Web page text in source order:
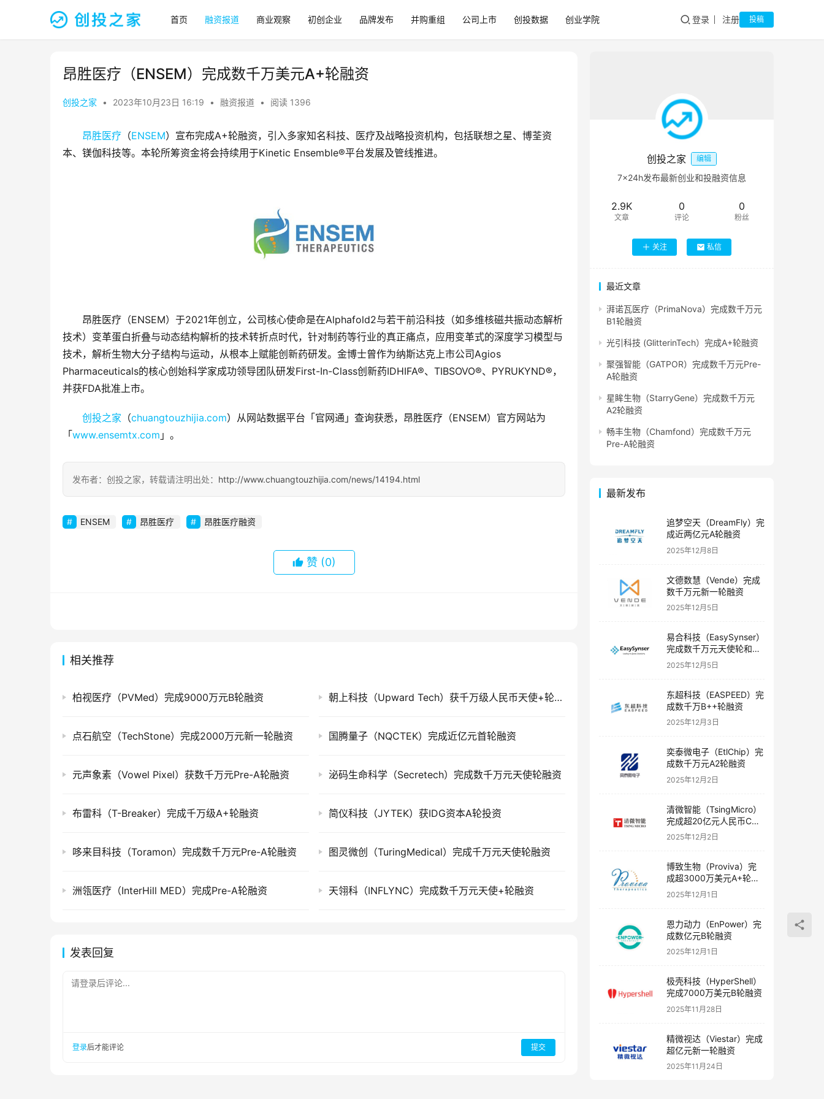
首页 融资报道 商业观察 初创企业 品牌发布 并购重组 公司上市 创投数据 创业学院 登录 注册 投稿
昂胜医疗（ENSEM）完成数千万美元A+轮融资
创投之家 • 2023年10月23日 16:19 • 融资报道 • 阅读 1396
昂胜医疗 （ENSEM）宣布完成A+轮融资，引入多家知名科技、医疗及战略投资机构，包括联想之星、博荃资
本、镁伽科技等。本轮所筹资金将会持续用于Kinetic Ensemble®平台发展及管线推进。
昂胜医疗（ENSEM）于2021年创立，公司核心使命是在Alphafold2与若干前沿科技（如多维核磁共振动态解析
技术）变革蛋白折叠与动态结构解析的技术转折点时代，针对制药等行业的真正痛点，应用变革式的深度学习模型与
技术，解析生物大分子结构与运动，从根本上赋能创新药研发。金博士曾作为纳斯达克上市公司Agios
Pharmaceuticals的核心创始科学家成功领导团队研发First-In-Class创新药IDHIFA®、TIBSOVO®、PYRUKYND®，
并获FDA批准上市。
创投之家 （chuangtouzhijia.com）从网站数据平台「官网通」查询获悉，昂胜医疗（ENSEM）官方网站为
「www.ensemtx.com 」。
发布者：创投之家，转载请注明出处： http://www.chuangtouzhijia.com/news/14194.html
ENSEM 昂胜医疗 昂胜医疗融资
赞 (0)
相关推荐
柏视医疗（PVMed）完成9000万元B轮融资 朝上科技（Upward Tech）获千万级人民币天使+轮融资
点石航空（TechStone）完成2000万元新一轮融资 国腾量子（NQCTEK）完成近亿元首轮融资
元声象素（Vowel Pixel）获数千万元Pre-A轮融资 泌码生命科学（Secretech）完成数千万元天使轮融资
布雷科（T-Breaker）完成千万级A+轮融资 简仪科技（JYTEK）获IDG资本A轮投资
哆来目科技（Toramon）完成数千万元Pre-A轮融资 图灵微创（TuringMedical）完成千万元天使轮融资
洲瓴医疗（InterHill MED）完成Pre-A轮融资 天翎科（INFLYNC）完成数千万元天使+轮融资
发表回复
请登录后评论...
登录后才能评论 提交
创投之家 编辑
7×24h发布最新创业和投融资信息
2.9K
文章
0
评论
0
粉丝
关注 私信
最近文章
湃诺瓦医疗（PrimaNova）完成数千万元
B1轮融资
光引科技 (GlitterinTech）完成A+轮融资
聚强智能（GATPOR）完成数千万元Pre-
A轮融资
星眸生物（StarryGene）完成数千万元
A2轮融资
畅丰生物（Chamfond）完成数千万元
Pre-A轮融资
最新发布
追梦空天（DreamFly）完
成近两亿元A轮融资
2025年12月8日
文德数慧（Vende）完成
数千万元新一轮融资
2025年12月5日
易合科技（EasySynser）
完成数千万元天使轮和天
使+轮融资
2025年12月5日
东超科技（EASPEED）完
成数千万B++轮融资
2025年12月3日
奕泰微电子（EtlChip）完
成数千万元A2轮融资
2025年12月2日
清微智能（TsingMicro）
完成超20亿元人民币C轮
融资
2025年12月2日
博致生物（Proviva）完
成超3000万美元A+轮融
资
2025年12月1日
恩力动力（EnPower）完
成数亿元B轮融资
2025年12月1日
极壳科技（HyperShell）
完成7000万美元B轮融资
2025年11月28日
精微视达（Viestar）完成
超亿元新一轮融资
2025年11月24日